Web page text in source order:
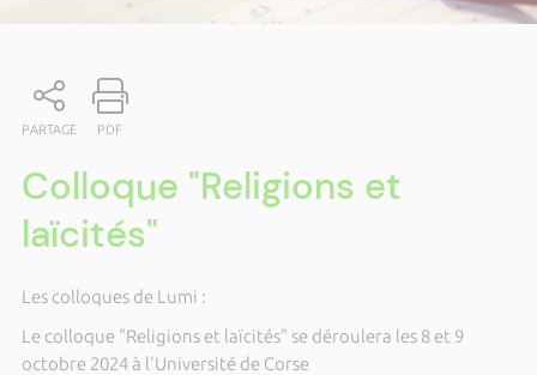
PARTAGE PDF
Colloque "Religions et
laïcités"
Les colloques de Lumi :
Le colloque "Religions et laïcités" se déroulera les 8 et 9
octobre 2024 à l'Université de Corse